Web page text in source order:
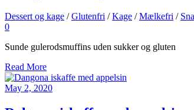
Dessert og kage /Glutenfri /Kage /Mælkefri /
0
Sunde gulerodsmuffins uden sukker og gluten
Read More
May 2, 2020